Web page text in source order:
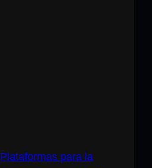
Plataformas para la